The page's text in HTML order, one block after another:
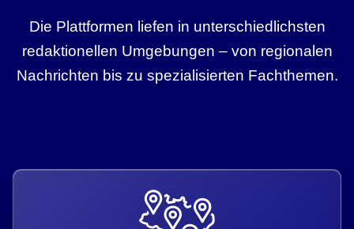
Die Plattformen liefen in unterschiedlichsten
redaktionellen Umgebungen – von regionalen
Nachrichten bis zu spezialisierten Fachthemen.